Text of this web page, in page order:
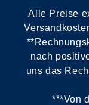
Alle Preise
nach
uns das
***Von